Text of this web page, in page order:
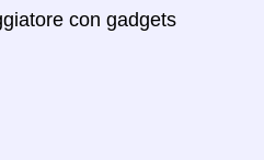
con gadgets